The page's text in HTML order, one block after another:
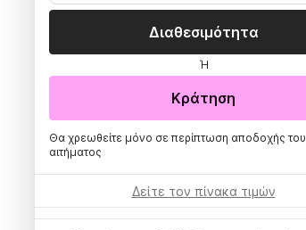
Διαθεσιμότητα
Ή
Κράτηση
Θα χρεωθείτε μόνο σε περίπτωση αποδοχής του
αιτήματος
Δείτε τον πίνακα τιμών